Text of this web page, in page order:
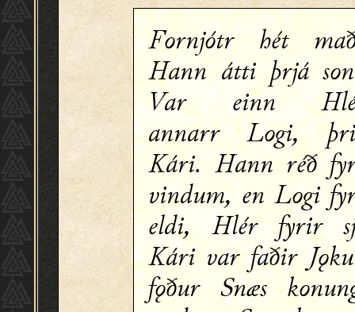
Fornjótr hét
Hann átti þrjá
Var einn
annarr Logi,
Kári. Hann réð
vindum, en Logi
eldi, Hlér fyrir
Kári var faðir
fǫður Snæs